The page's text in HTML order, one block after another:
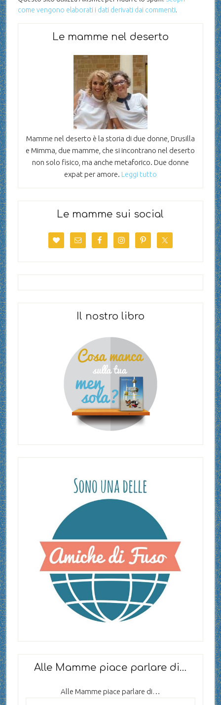
come vengono elaborati i dati derivati dai commenti.
Le mamme nel deserto
Mamme nel deserto è la storia di due donne, Drusilla
e Mimma, due mamme, che si incontrano nel deserto
non solo fisico, ma anche metaforico. Due donne
expat per amore. Leggi tutto
Le mamme sui social
Il nostro libro
Alle Mamme piace parlare di…
Alle Mamme piace parlare di…